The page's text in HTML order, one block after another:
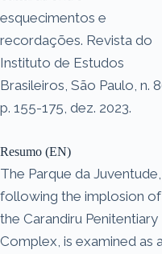
esquecimentos e
recordações. Revista do
Instituto de Estudos
Brasileiros, São Paulo, n.
p. 155-175, dez. 2023.
Resumo (EN)
The Parque da Juventude,
following the implosion of
the Carandiru Penitentiary
Complex, is examined as a